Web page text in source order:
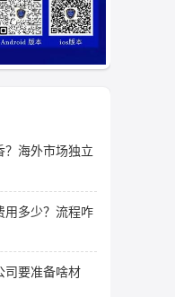
？海外市场独立
用多少？流程咋
司要准备啥材